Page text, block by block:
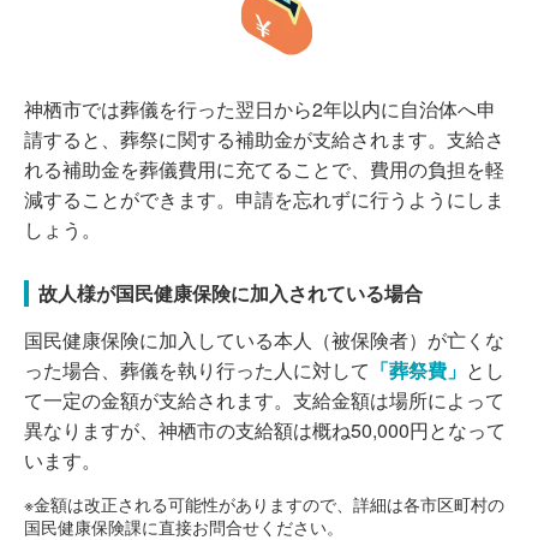
神栖市では葬儀を行った翌日から2年以内に自治体へ申
請すると、葬祭に関する補助金が支給されます。支給さ
れる補助金を葬儀費用に充てることで、費用の負担を軽
減することができます。申請を忘れずに行うようにしま
しょう。
故人様が国民健康保険に加入されている場合
国民健康保険に加入している本人（被保険者）が亡くな
った場合、葬儀を執り行った人に対して 「葬祭費」 とし
て一定の金額が支給されます。支給金額は場所によって
異なりますが、神栖市の支給額は概ね50,000円となって
います。
※金額は改正される可能性がありますので、詳細は各市区町村の
国民健康保険課に直接お問合せください。